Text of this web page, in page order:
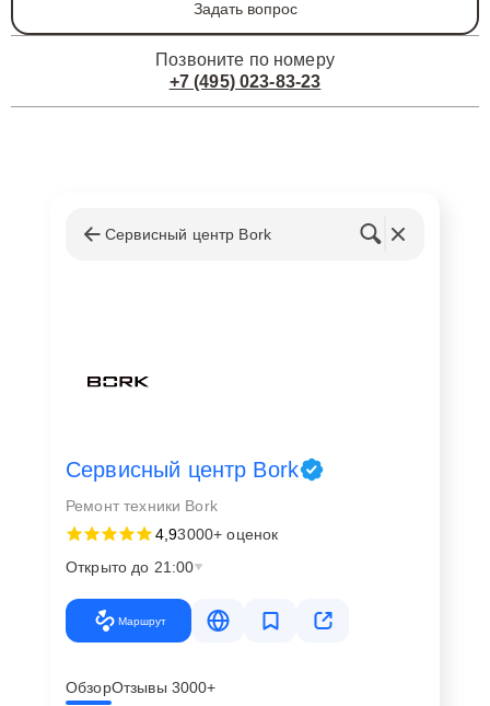
Задать вопрос
Позвоните по номеру
+7 (495) 023-83-23
Сервисный центр Bork
Сервисный центр Bork
Ремонт техники Bork
4,93000+ оценок
Открыто до 21:00
Маршрут
ОбзорОтзывы 3000+